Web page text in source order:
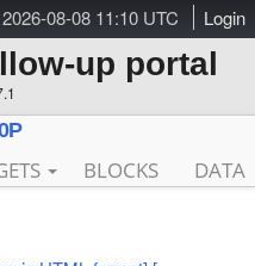
2026-08-08 11:10 UTC Login
up portal
BLOCKS DATA